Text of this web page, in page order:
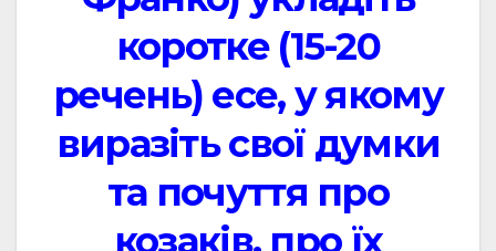
коротке (15-20
речень) есе, у якому
виразіть свої думки
та почуття про
козаків, про їх